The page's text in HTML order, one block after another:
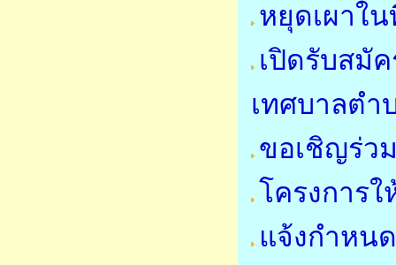
หยุดเผาใ
เปิดรับสมั
เทศบาลตำ
ขอเชิญร่ว
โครงการ
แจ้งกำหน